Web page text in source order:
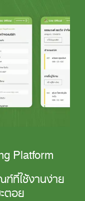
Platform
ที่ใช้งานง่าย
ตอย